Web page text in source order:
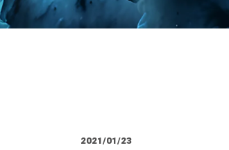
TOP 記事一覧
2021/01/23